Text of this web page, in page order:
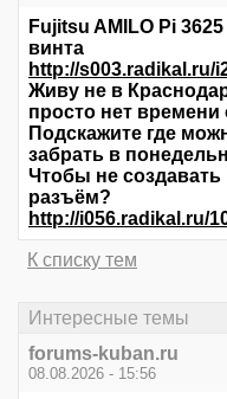
Fujitsu AMILO Pi
винта
http://s003.radikal.ru/
Живу не в
просто нет
Подскажите где
забрать в
Чтобы не создавать
разъём?
http://i056.radikal.ru/
К списку тем
Интересные темы
forums-kuban.ru
08.08.2026 - 15:56